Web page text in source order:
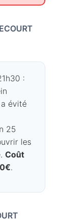
:
évité
25
les
Coût
.